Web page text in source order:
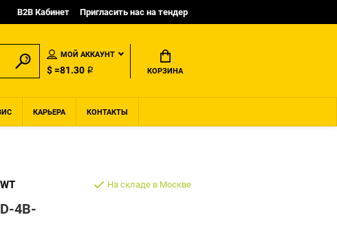
B2B Кабинет Пригласить нас на тендер
МОЙ АККАУНТ
$ =81.30 ₽ КОРЗИНА
КАРЬЕРА КОНТАКТЫ
4B-
На складе в Москве